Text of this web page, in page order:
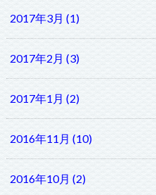
2017年3月 (1)
2017年2月 (3)
2017年1月 (2)
2016年11月 (10)
2016年10月 (2)